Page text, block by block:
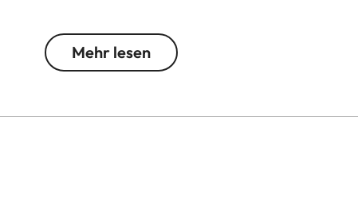
kombiniert werden. Diese umfassen:
Mehr lesen